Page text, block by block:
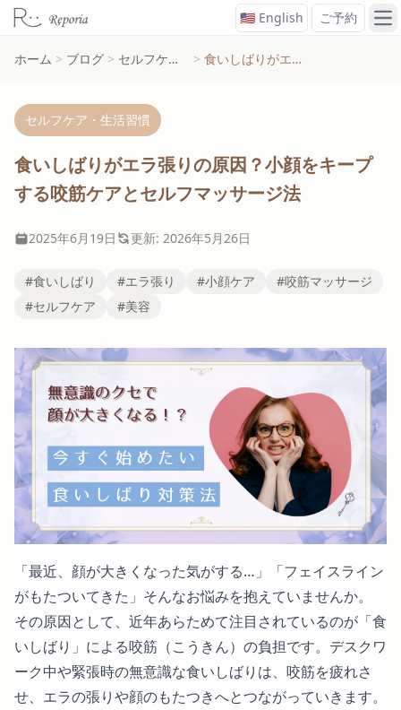
🇺🇸 English ご予約 メ
ホーム > ブログ > セルフケア・生活習慣 > 食いしばりがエラ張りの原因？小顔をキープする咬筋ケアとセルフマッサージ法
セルフケア・生活習慣
食いしばりがエラ張りの原因？小顔をキープ
する咬筋ケアとセルフマッサージ法
2025年6月19日 更新: 2026年5月26日
#食いしばり #エラ張り #小顔ケア
#咬筋マッサージ
#セルフケア
#美容
「最近、顔が大きくなった気がする…」「フェイスライン
がもたついてきた」そんなお悩みを抱えていませんか。
その原因として、近年あらためて注目されているのが「食
いしばり」による咬筋（こうきん）の負担です。デスクワ
ーク中や緊張時の無意識な食いしばりは、咬筋を疲れさ
せ、エラの張りや顔のもたつきへとつながっていきます。